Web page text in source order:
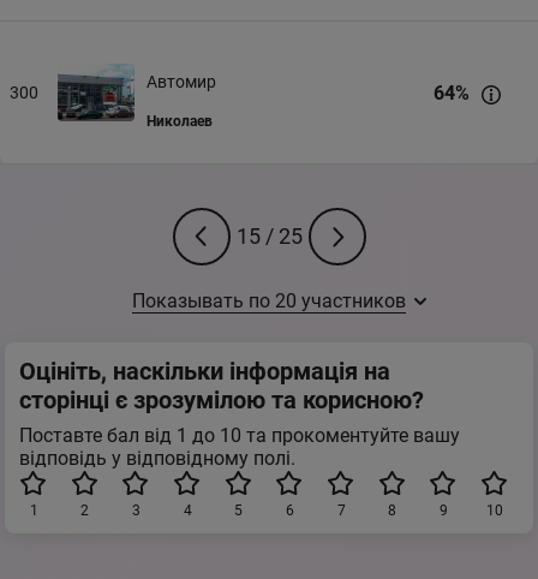
300
Автомир
Николаев
64%
15/ 25
Показывать по 20 участников
Оцініть, наскільки інформація на
сторінці є зрозумілою та корисною?
Поставте бал від 1 до 10 та прокоментуйте вашу
відповідь у відповідному полі.
10
9
8
7
6
5
4
3
2
1